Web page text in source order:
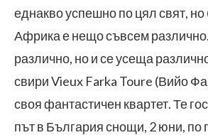
еднакво успешно по цял свят, но
Африка е нещо съвсем
различно, но и се усеща
свири Vieux Farka Toure (Вийо
своя фантастичен квартет. Те
път в България снощи, 2 юни, по